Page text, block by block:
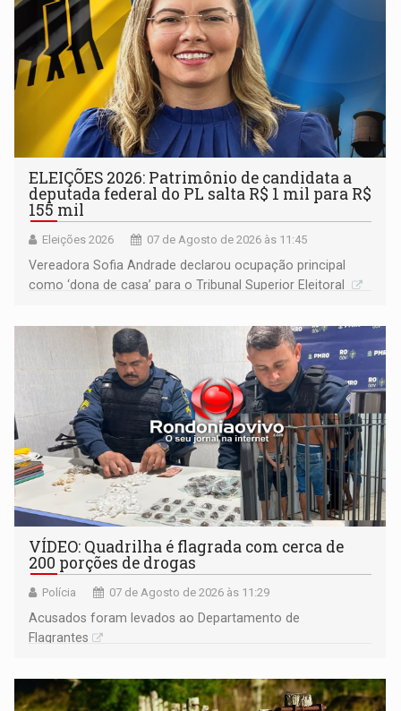
ELEIÇÕES 2026: Patrimônio de candidata a
deputada federal do PL salta R$ 1 mil para R$
155 mil
Eleições 2026 07 de Agosto de 2026 às 11:45
Vereadora Sofia Andrade declarou ocupação principal
como ‘dona de casa’ para o Tribunal Superior Eleitoral
VÍDEO: Quadrilha é flagrada com cerca de
200 porções de drogas
Polícia 07 de Agosto de 2026 às 11:29
Acusados foram levados ao Departamento de
Flagrantes